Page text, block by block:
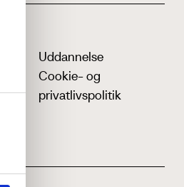
Uddannelse
Cookie- og
privatlivspolitik